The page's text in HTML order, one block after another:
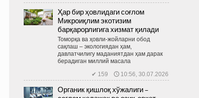
Ҳар бир ҳовлидаги соғлом
Микроиқлим экотизим
барқарорлигига хизмат қилади
Томорқа ва ҳовли-жойларни обод
сақлаш – экологиядан ҳам,
давлатчилигу маданиятдан ҳам дарак
берадиган миллий масала
✔ 159 🕔 10:56, 30.07.2026
Органик қишлоқ хўжалиги –